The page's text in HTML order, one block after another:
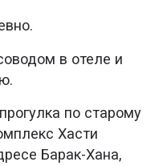
в отеле и
по старому
Хасти
Барак-Хана,